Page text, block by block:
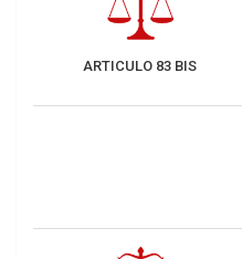
ARTICULO 83 BIS